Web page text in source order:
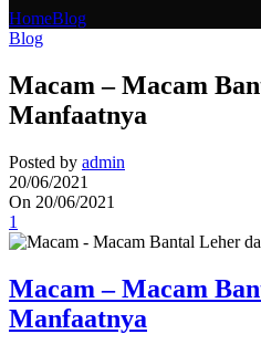
HomeBlog
Blog
Macam – Macam
Manfaatnya
Posted by admin
20/06/2021
On 20/06/2021
1
Macam – Macam
Manfaatnya